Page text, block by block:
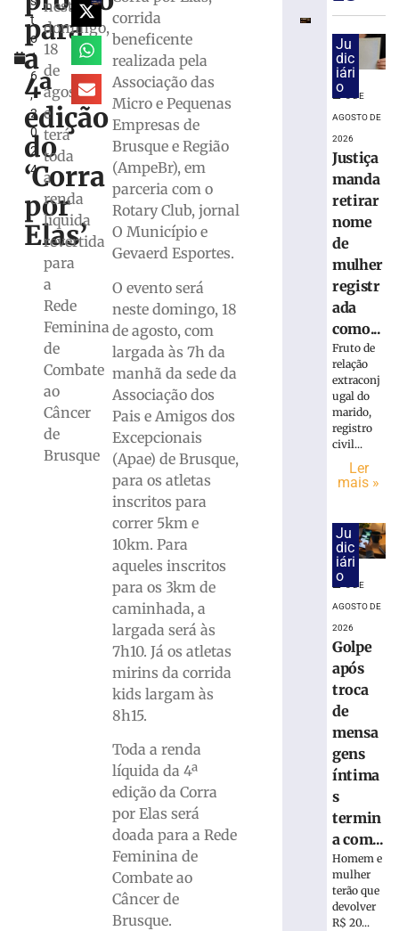
t
o
1
6
,
2
0
2
4
para
a
4ª
edição
do
‘Corra
por
Elas’
neste
domingo,
18
de
agosto,
e
terá
toda
a
renda
líquida
revertida
para
a
Rede
Feminina
de
Combate
ao
Câncer
de
Brusque
corrida
beneficente
realizada pela
Associação das
Micro e Pequenas
Empresas de
Brusque e Região
(AmpeBr), em
parceria com o
Rotary Club, jornal
O Município e
Gevaerd Esportes.
O evento será
neste domingo, 18
de agosto, com
largada às 7h da
manhã da sede da
Associação dos
Pais e Amigos dos
Excepcionais
(Apae) de Brusque,
para os atletas
inscritos para
correr 5km e
10km. Para
aqueles inscritos
para os 3km de
caminhada, a
largada será às
7h10. Já os atletas
mirins da corrida
kids largam às
8h15.
Toda a renda
líquida da 4ª
edição da Corra
por Elas será
doada para a Rede
Feminina de
Combate ao
Câncer de
Brusque.
estreia
com
vitória
Catarinense
mais
Serra
Rastro
será
interditada
neste
sábado
para
corrida
agosto
mais
Brusque
anuncia
contratação
zagueiro
João
Maistro
para
Série
Ju
dic
iári
o
8 DE
AGOSTO DE
2026
Justiça
manda
retirar
nome
de
mulher
registr
ada
como...
Fruto de
relação
extraconj
ugal do
marido,
registro
civil...
Ler
mais »
Ju
dic
iári
o
8 DE
AGOSTO DE
2026
Golpe
após
troca
de
mensa
gens
íntima
s
termin
a com...
Homem e
mulher
terão que
devolver
R$ 20...